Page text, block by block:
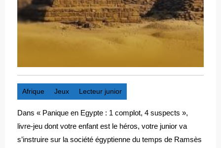
Afrique Jeux Lecteur junior
Dans « Panique en Egypte : 1 complot, 4 suspects »,
livre-jeu dont votre enfant est le héros, votre junior va
s’instruire sur la société égyptienne du temps de Ramsès